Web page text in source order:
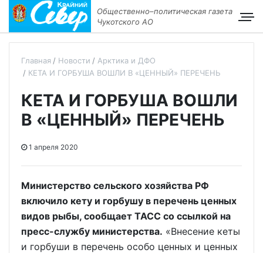
Общественно–политическая газета
Чукотского АО
Главная Новости
Арктика и ДФО
КЕТА И ГОРБУША ВОШЛИ В «ЦЕННЫЙ» ПЕРЕЧЕНЬ
КЕТА И ГОРБУША ВОШЛИ
В «ЦЕННЫЙ» ПЕРЕЧЕНЬ
1 апреля 2020
Министерство сельского хозяйства РФ
включило кету и горбушу в перечень ценных
видов рыбы, сообщает ТАСС со ссылкой на
пресс-службу министерства. «Внесение кеты
и горбуши в перечень особо ценных и ценных